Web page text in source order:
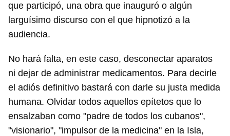
que participó, una obra que inauguró o algún
larguísimo discurso con el que hipnotizó a la
audiencia.
No hará falta, en este caso, desconectar aparatos
ni dejar de administrar medicamentos. Para decirle
el adiós definitivo bastará con darle su justa medida
humana. Olvidar todos aquellos epítetos que lo
ensalzaban como "padre de todos los cubanos",
"visionario", "impulsor de la medicina" en la Isla,